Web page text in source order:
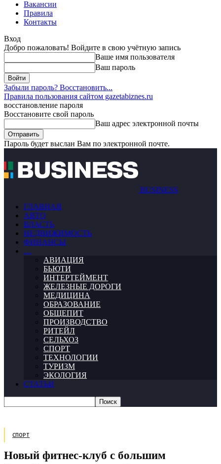
Вакансии
Правила
Контакты
Вход
Добро пожаловать! Войдите в свою учётную запись
Ваше имя пользователя
Ваш пароль
Забыли пароль? Восстановить...
Правила пользования сайтом gazetabiznes.ru
восстановление пароля
Восстановите свой пароль
Ваш адрес электронной почты
Пароль будет выслан Вам по электронной почте.
BUSINESS
ГЛАВНАЯ
АВТО
ВЛАСТЬ
НЕДВИЖИМОСТЬ
ФИНАНСЫ
…
АВИАЦИЯ
БЬЮТИ
ИНТЕРТЕЙМЕНТ
ЖЕЛЕЗНЫЕ ДОРОГИ
МЕДИЦИНА
ОБРАЗОВАНИЕ
ОБЩЕПИТ
ПРОИЗВОДСТВО
РИТЕЙЛ
СЕЛЬХОЗ
СПОРТ
ТЕХНОЛОГИИ
ТУРИЗМ
ЭКОЛОГИЯ
СТАТЬИ
СПОРТ
Новый фитнес-клуб с большим